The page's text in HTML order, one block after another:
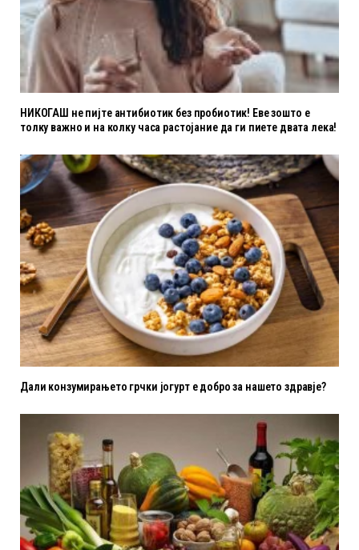
НИКОГАШ не пијте антибиотик без пробиотик! Еве зошто е
толку важно и на колку часа растојание да ги пиете двата лека!
Дали конзумирањето грчки јогурт е добро за нашето здравје?